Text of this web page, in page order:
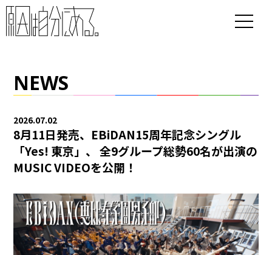
NEWS
2026.07.02
8月11日発売、EBiDAN15周年記念シングル
「Yes! 東京」、 全9グループ総勢60名が出演の
MUSIC VIDEOを公開！